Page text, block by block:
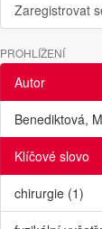
Zaregistrovat
PROHLÍŽENÍ
Autor
Benediktová,
Klíčové slovo
chirurgie (1)